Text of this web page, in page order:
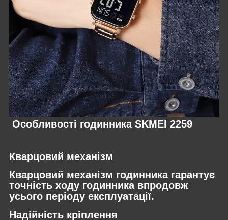
Особливості годинника SKMEI 2259
Кварцовий механізм
Кварцовий механізм годинника гарантує
точність ходу годинника впродовж
усього періоду експлуатації.
Надійність кріплення